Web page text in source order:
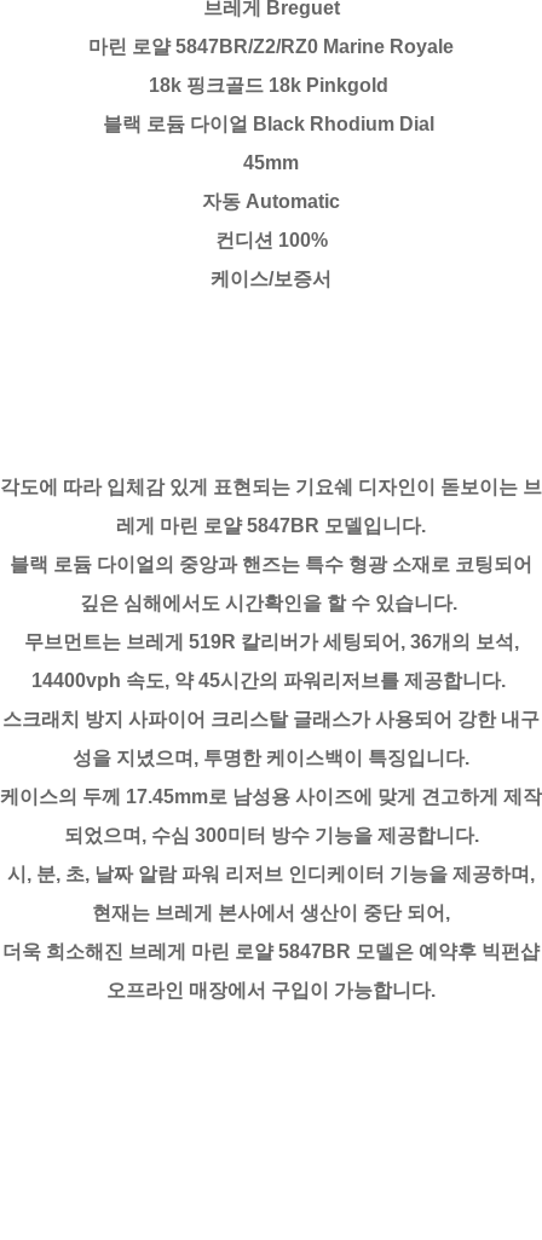
브레게 Breguet
마린 로얄 5847BR/Z2/RZ0 Marine Royale
18k 핑크골드 18k Pinkgold
블랙 로듐 다이얼 Black Rhodium Dial
45mm
자동 Automatic
컨디션 100%
케이스/보증서
각도에 따라 입체감 있게 표현되는 기요쉐 디자인이 돋보이는 브
레게 마린 로얄 5847BR 모델입니다.
블랙 로듐 다이얼의 중앙과 핸즈는 특수 형광 소재로 코팅되어
깊은 심해에서도 시간확인을 할 수 있습니다.
무브먼트는 브레게 519R 칼리버가 세팅되어, 36개의 보석,
14400vph 속도, 약 45시간의 파워리저브를 제공합니다.
스크래치 방지 사파이어 크리스탈 글래스가 사용되어 강한 내구
성을 지녔으며, 투명한 케이스백이 특징입니다.
케이스의 두께 17.45mm로 남성용 사이즈에 맞게 견고하게 제작
되었으며, 수심 300미터 방수 기능을 제공합니다.
시, 분, 초, 날짜 알람 파워 리저브 인디케이터 기능을 제공하며,
현재는 브레게 본사에서 생산이 중단 되어,
더욱 희소해진 브레게 마린 로얄 5847BR 모델은 예약후 빅펀샵
오프라인 매장에서 구입이 가능합니다.